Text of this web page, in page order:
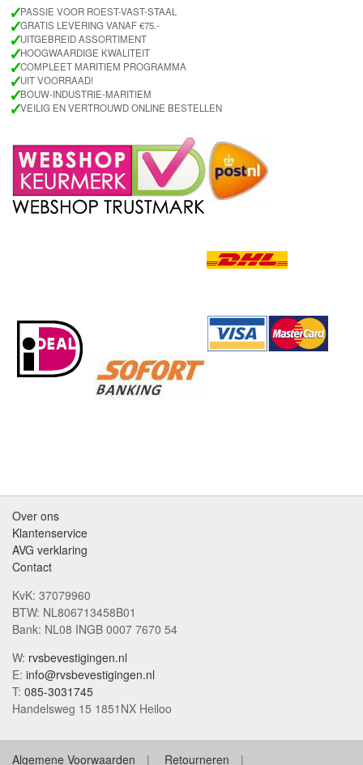
✓PASSIE VOOR ROEST-VAST-STAAL
✓GRATIS LEVERING VANAF €75.-
✓UITGEBREID ASSORTIMENT
✓HOOGWAARDIGE KWALITEIT
✓COMPLEET MARITIEM PROGRAMMA
✓UIT VOORRAAD!
✓BOUW-INDUSTRIE-MARITIEM
✓VEILIG EN VERTROUWD ONLINE BESTELLEN
Over ons
Klantenservice
AVG verklaring
Contact
KvK: 37079960
BTW: NL806713458B01
Bank: NL08 INGB 0007 7670 54
W: rvsbevestigingen.nl
E: info@rvsbevestigingen.nl
T: 085-3031745
Handelsweg 15 1851NX Heiloo
Algemene Voorwaarden Retourneren